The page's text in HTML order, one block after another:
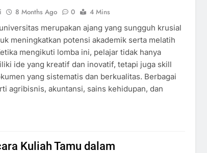
8 Months Ago 0
4 Mins
merupakan ajang yang sungguh krusial
meningkatkan potensi akademik serta melatih
mengikuti lomba ini, pelajar tidak hanya
ide yang kreatif dan inovatif, tetapi juga skill
yang sistematis dan berkualitas. Berbagai
agribisnis, akuntansi, sains kehidupan, dan
Kuliah Tamu dalam